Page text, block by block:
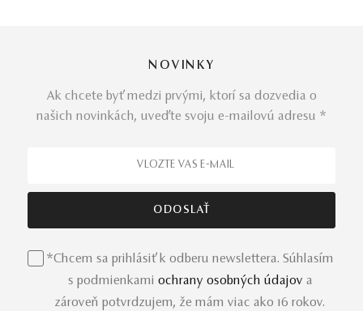
NOVINKY
Ak chcete byť medzi prvými, ktorí sa dozvedia o
našich novinkách, uveďte svoju e-mailovú adresu *
*Chcem sa prihlásiť k odberu newslettera. Súhlasím
s podmienkami ochrany osobných údajov a
zároveň potvrdzujem, že mám viac ako 16 rokov.